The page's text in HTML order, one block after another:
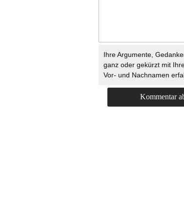
Ihre Argumente,
ganz oder gekürzt mit
Vor- und Nachnamen